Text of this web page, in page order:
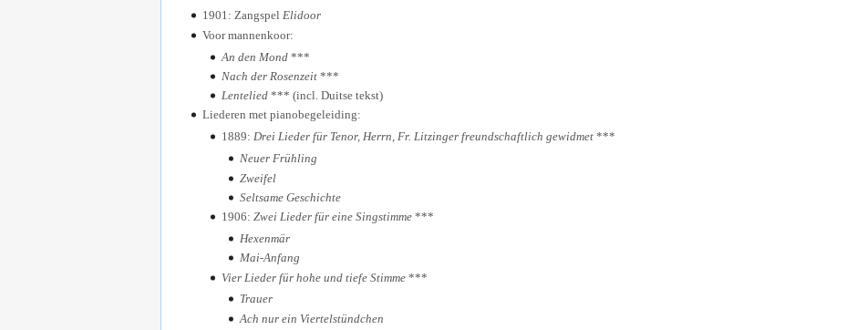
1901: Zangspel Elidoor
Voor mannenkoor:
An den Mond***
Nach der Rosenzeit***
Lentelied*** (incl. Duitse tekst)
Liederen met pianobegeleiding:
1889: Drei Lieder für Tenor, Herrn, Fr. Litzinger freundschaftlich gewidmet***
Neuer Frühling
Zweifel
Seltsame Geschichte
1906: Zwei Lieder für eine Singstimme***
Hexenmär
Mai-Anfang
Vier Lieder für hohe und tiefe Stimme***
Trauer
Ach nur ein Viertelstündchen